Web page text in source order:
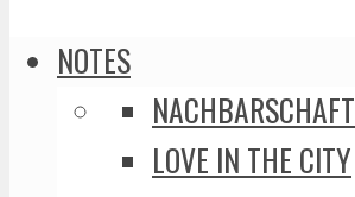
NOTES
NACHBARSCHAFT
LOVE IN THE CITY